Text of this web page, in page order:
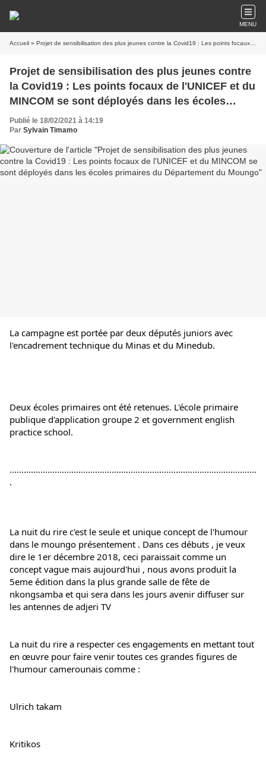
MENU
Accueil » Projet de sensibilisation des plus jeunes contre la Covid19 : Les points focaux de l'UNICEF et du MINCOM se sont déployés dans les écoles primaires du Département du Moungo
Projet de sensibilisation des plus jeunes contre
la Covid19 : Les points focaux de l'UNICEF et du
MINCOM se sont déployés dans les écoles
primaires du Département du Moungo
Publié le 18/02/2021 à 14:19
Par Sylvain Timamo
La campagne est portée par deux députés juniors avec
l'encadrement technique du Minas et du Minedub.
Deux écoles primaires ont été retenues. L'école primaire
publique d'application groupe 2 et government english
practice school.
........................................................................................................
.
La nuit du rire c'est le seule et unique concept de l'humour
dans le moungo présentement . Dans ces débuts , je veux
dire le 1er décembre 2018, ceci paraissait comme un
concept vague mais aujourd'hui , nous avons produit la
5eme édition dans la plus grande salle de fête de
nkongsamba et qui sera dans les jours avenir diffuser sur
les antennes de adjeri TV
La nuit du rire a respecter ces engagements en mettant tout
en œuvre pour faire venir toutes ces grandes figures de
l'humour camerounais comme :
Ulrich takam
Kritikos